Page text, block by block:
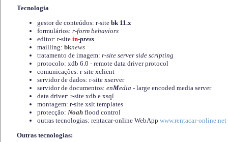
Tecnologia
gestor de conteúdos: r-site bk 11.x
formulários: r-form behaviors
editor: r-site in-press
mailling: bknews
tratamento de imagem: r-site server side scripting
protocolo: xdb 6.0 - remote data driver protocol
comunicações: r-site xclient
servidor de dados: r-site xserver
servidor de documentos: enMedia - large encoded media server
data driver: r-site xdb e xsql
montagem: r-site xslt templates
protecção: Noah flood control
outras tecnologias: rentacar-online WebApp www.rentacar-online.net
Outras tecnologias: